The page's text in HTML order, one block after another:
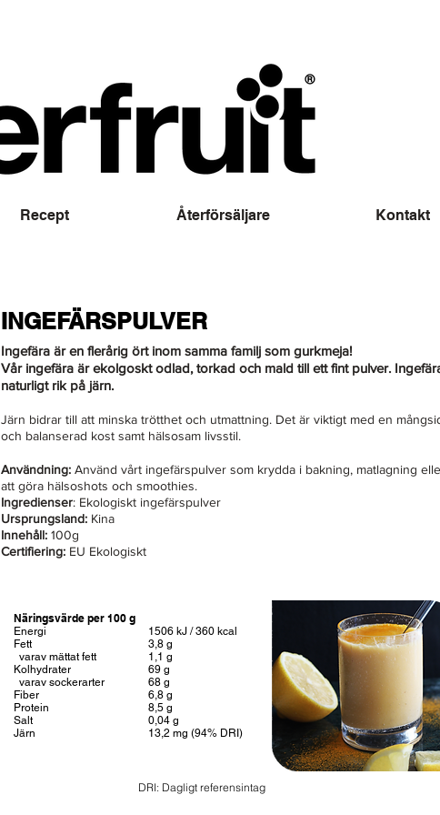
Recept Återförsäljare Kontakt
INGEFÄRSPULVER
Ingefära är en flerårig ört inom samma familj som gurkmeja!
Vår ingefära är ekolgoskt odlad, torkad och mald till ett fint pulver.
naturligt rik på järn.
Järn bidrar till att minska trötthet och utmattning. Det är viktigt med en
och balanserad kost samt hälsosam livsstil.
Användning: Använd vårt ingefärspulver som krydda i bakning, matlagning
att göra hälsoshots och smoothies.
Ingredienser: Ekologiskt ingefärspulver
Ursprungsland: Kina
Innehåll: 100g
Certifiering: EU Ekologiskt
Näringsvärde per 100 g
Energi
Fett
varav mättat fett
Kolhydrater
varav sockerarter
Fiber
Protein
Salt
Järn
1506 kJ / 360 kcal
3,8 g
1,1 g
69 g
68 g
6,8 g
8,5 g
0,04 g
13,2 mg (94% DRI)
DRI: Dagligt referensintag